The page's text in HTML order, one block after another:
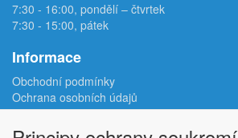
7:30 - 16:00, pondělí – čtvrtek
7:30 - 15:00, pátek
Informace
Obchodní podmínky
Ochrana osobních údajů
Reklamační protokol
Odstoupení od smlouvy